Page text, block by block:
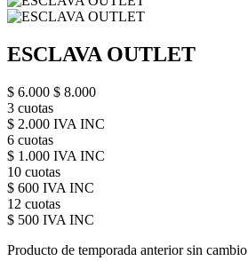
ESCLAVA OUTLET
$ 6.000 $ 8.000
3 cuotas
$ 2.000 IVA INC
6 cuotas
$ 1.000 IVA INC
10 cuotas
$ 600 IVA INC
12 cuotas
$ 500 IVA INC
Producto de temporada anterior sin cambio